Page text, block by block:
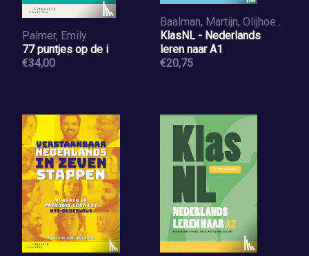
Palmer, Emily
77 puntjes op de i
€34,00
Baalman, Martijn, Olijhoek, Vita, Valk, Anja
KlasNL - Nederlands
leren naar A1
€20,75